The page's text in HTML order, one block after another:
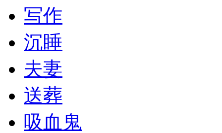
写作
沉睡
夫妻
送葬
吸血鬼